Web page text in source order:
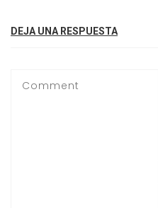
DEJA UNA RESPUESTA